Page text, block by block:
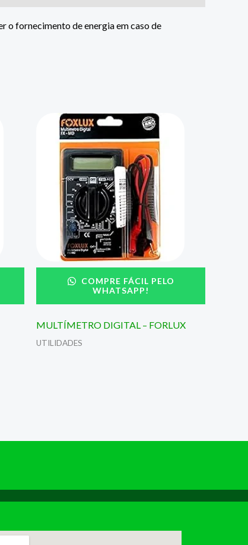
o fornecimento de energia em caso de
COMPRE FÁCIL PELO
WHATSAPP!
MULTÍMETRO DIGITAL – FORLUX
UTILIDADES